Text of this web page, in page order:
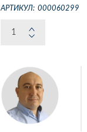
АРТИКУЛ: 000060299